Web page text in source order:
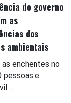
do governo
as
dos
ambientais
as enchentes no
pessoas e